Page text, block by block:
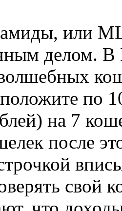
или
делом. В
по
на 7
после
свой